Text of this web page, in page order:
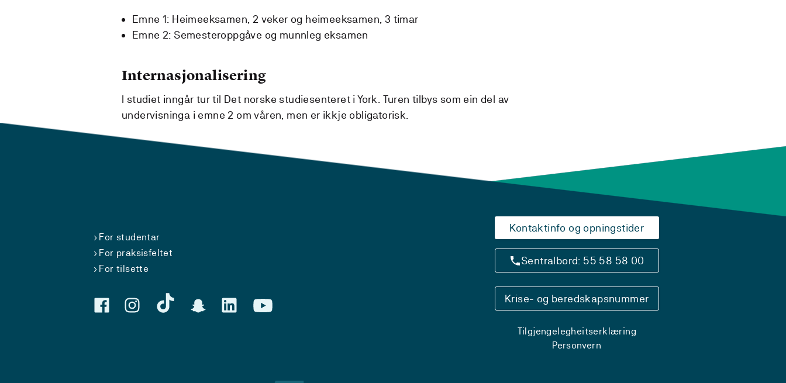
Emne 1: Heimeeksamen, 2 veker og heimeeksamen, 3 timar
Emne 2: Semesteroppgåve og munnleg eksamen
Internasjonalisering
I studiet inngår tur til Det norske studiesenteret i York. Turen tilbys som ein del av
undervisninga i emne 2 om våren, men er ikkje obligatorisk.
For studentar
For praksisfeltet
For tilsette
Kontaktinfo og opningstider
Sentralbord: 55 58 58 00
Krise- og beredskapsnummer
Tilgjengelegheitserklæring
Personvern